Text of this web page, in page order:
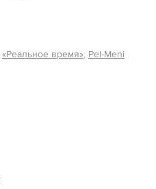
«Реальное время», Pel-Meni